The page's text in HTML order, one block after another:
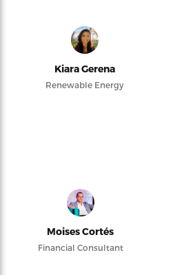
Kiara Gerena
Renewable Energy
Moises Cortés
Financial Consultant